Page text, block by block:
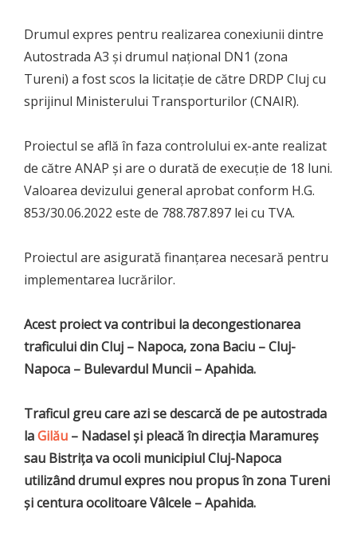
Drumul expres pentru realizarea conexiunii dintre
Autostrada A3 și drumul național DN1 (zona
Tureni) a fost scos la licitație de către DRDP Cluj cu
sprijinul Ministerului Transporturilor (CNAIR).
Proiectul se află în faza controlului ex-ante realizat
de către ANAP și are o durată de execuție de 18 luni.
Valoarea devizului general aprobat conform H.G.
853/30.06.2022 este de 788.787.897 lei cu TVA.
Proiectul are asigurată finanțarea necesară pentru
implementarea lucrărilor.
Acest proiect va contribui la decongestionarea
traficului din Cluj – Napoca, zona Baciu – Cluj-
Napoca – Bulevardul Muncii – Apahida.
Traficul greu care azi se descarcă de pe autostrada
laGilău – Nadasel și pleacă în direcția Maramureș
sau Bistrița va ocoli municipiul Cluj-Napoca
utilizând drumul expres nou propus în zona Tureni
și centura ocolitoare Vâlcele – Apahida.